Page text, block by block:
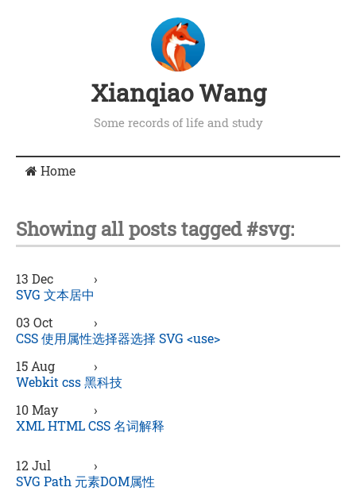
Xianqiao Wang
Some records of life and study
Home
Showing all posts tagged #svg:
13 Dec
›
SVG 文本居中
03 Oct
›
CSS 使用属性选择器选择 SVG <use>
15 Aug
›
Webkit css 黑科技
10 May
›
XML HTML CSS 名词解释
12 Jul
›
SVG Path 元素DOM属性